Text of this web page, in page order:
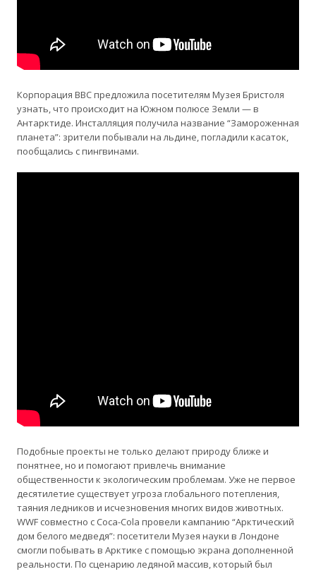
Корпорация BBC предложила посетителям Музея Бристоля
узнать, что происходит на Южном полюсе Земли — в
Антарктиде. Инсталляция получила название “Замороженная
планета”: зрители побывали на льдине, погладили касаток,
пообщались с пингвинами.
Подобные проекты не только делают природу ближе и
понятнее, но и помогают привлечь внимание
общественности к экологическим проблемам. Уже не первое
десятилетие существует угроза глобального потепления,
таяния ледников и исчезновения многих видов животных.
WWF совместно с Coca-Cola провели кампанию “Арктический
дом белого медведя”: посетители Музея науки в Лондоне
смогли побывать в Арктике с помощью экрана дополненной
реальности. По сценарию ледяной массив, который был